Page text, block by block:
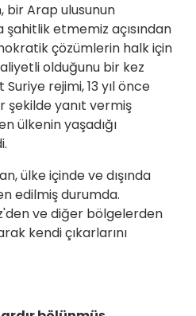
bir Arap ulusunun
etmemiz açısından
çözümlerin halk için
olduğunu bir kez
rejimi, 13 yıl önce
şekilde yanıt vermiş
ülkenin yaşadığı
ülke içinde ve dışında
edilmiş durumda.
ve diğer bölgelerden
kendi çıkarlarını